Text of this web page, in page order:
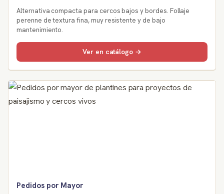
Alternativa compacta para cercos bajos y bordes. Follaje
perenne de textura fina, muy resistente y de bajo
mantenimiento.
Ver en catálogo →
Pedidos por Mayor